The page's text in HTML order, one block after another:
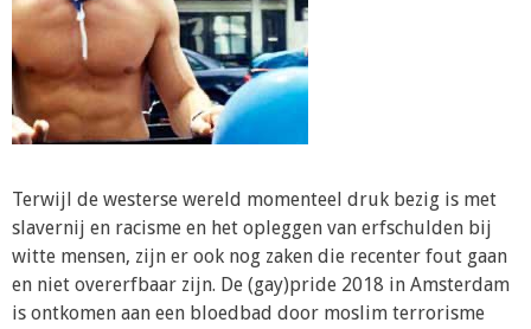
Terwijl de westerse wereld momenteel druk bezig is met
slavernij en racisme en het opleggen van erfschulden bij
witte mensen, zijn er ook nog zaken die recenter fout gaan
en niet overerfbaar zijn. De (gay)pride 2018 in Amsterdam
is ontkomen aan een bloedbad door moslim terrorisme